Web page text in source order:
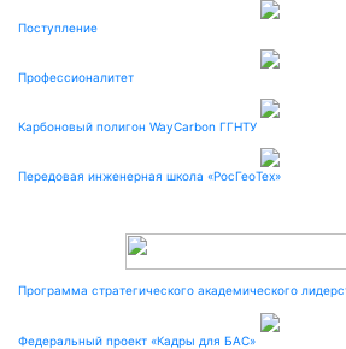
Поступление
Профессионалитет
Карбоновый полигон WayCarbon ГГНТУ
Передовая инженерная школа «РосГеоТех»
Программа стратегического академического
Федеральный проект «Кадры для БАС»